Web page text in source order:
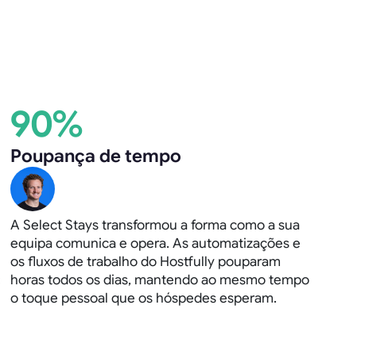
90%
Poupança de tempo
A Select Stays transformou a forma como a sua
equipa comunica e opera. As automatizações e
os fluxos de trabalho do Hostfully pouparam
horas todos os dias, mantendo ao mesmo tempo
o toque pessoal que os hóspedes esperam.